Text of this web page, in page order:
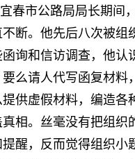
市公路局局长期间
断。他先后八次被组
询和信访调查，他认
么请人代写函复材料
供虚假材料，编造各
相。丝毫没有把组织
提醒，反而觉得组织小